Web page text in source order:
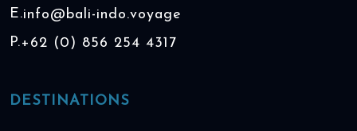
E.info@bali-indo.voyage
P.+62 (0) 856 254 4317
DESTINATIONS